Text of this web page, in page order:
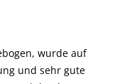
wurde auf
und sehr gute